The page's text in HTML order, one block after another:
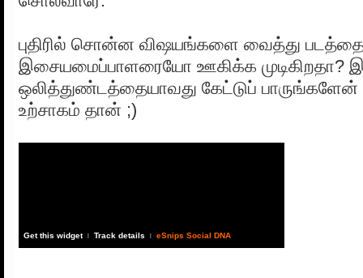
புதிரில் சொன்ன விஷயங்களை வைத்து
இசையமைப்பாளரையோ ஊகிக்க முடிகிறதா?
ஒலித்துண்டத்தையாவது கேட்டுப் பாருங்களேன்
உற்சாகம் தான் ;)
Get this widget Track details eSnips Social DNA